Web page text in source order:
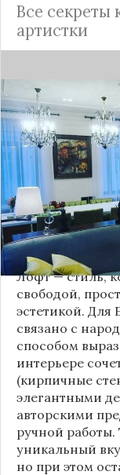
Все секреты
артистки
Народная
известная
стилю и
поклонников,
московской
Это решение
и актуальные
проекте
КВАРТИР |
Лофт — стиль,
свободой,
эстетикой. Для
связано с
способом
интерьере
(кирпичные
элегантными
авторскими
ручной работы.
уникальный
но при этом